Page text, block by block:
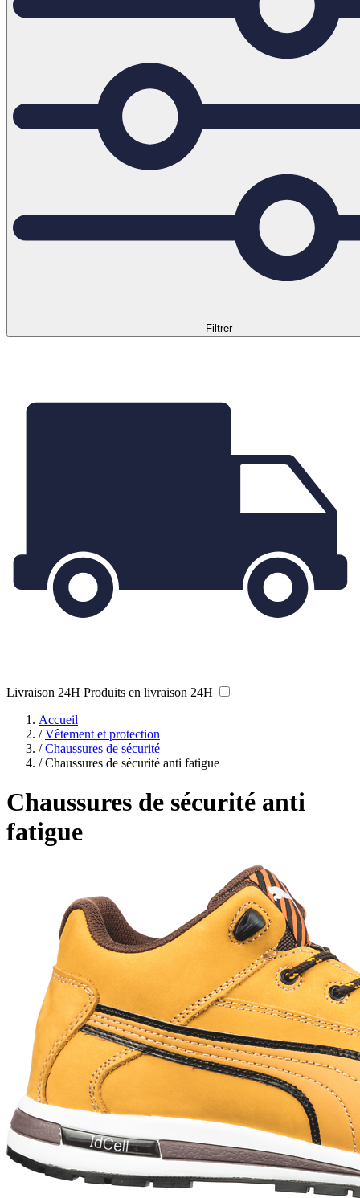
Filtrer
Livraison 24H Produits en livraison 24H
Accueil
/ Vêtement et protection
/ Chaussures de sécurité
/ Chaussures de sécurité anti fatigue
Chaussures de sécurité anti
fatigue